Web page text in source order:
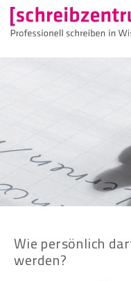
Wie persönlich
werden?